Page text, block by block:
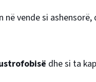
në vende si
dhe si ta